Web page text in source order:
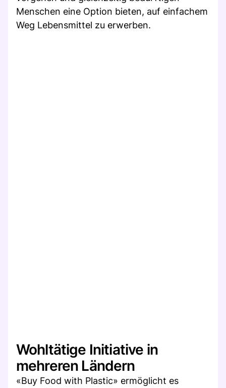
Menschen eine Option bieten, auf einfachem
Weg Lebensmittel zu erwerben.
Wohltätige Initiative in
mehreren Ländern
«Buy Food with Plastic» ermöglicht es